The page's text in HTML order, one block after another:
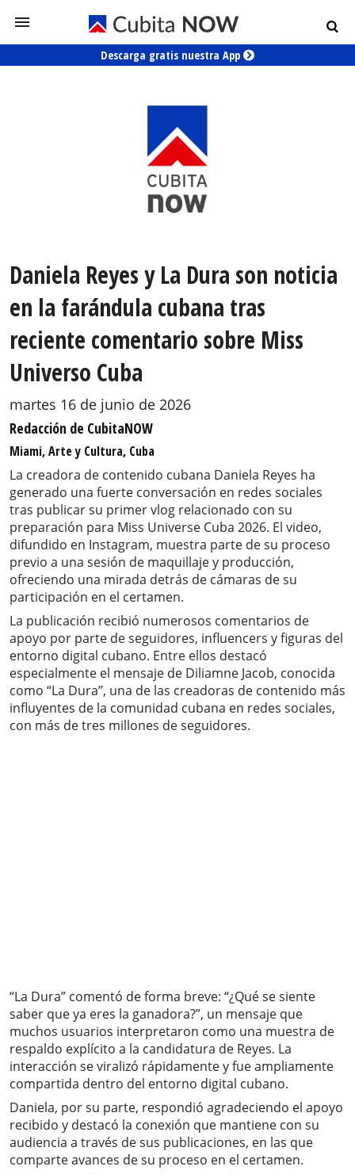
Descarga gratis nuestra App
Daniela Reyes y La Dura son noticia
en la farándula cubana tras
reciente comentario sobre Miss
Universo Cuba
martes 16 de junio de 2026
Redacción de CubitaNOW
Miami, Arte y Cultura, Cuba
La creadora de contenido cubana Daniela Reyes ha
generado una fuerte conversación en redes sociales
tras publicar su primer vlog relacionado con su
preparación para Miss Universe Cuba 2026. El video,
difundido en Instagram, muestra parte de su proceso
previo a una sesión de maquillaje y producción,
ofreciendo una mirada detrás de cámaras de su
participación en el certamen.
La publicación recibió numerosos comentarios de
apoyo por parte de seguidores, influencers y figuras del
entorno digital cubano. Entre ellos destacó
especialmente el mensaje de Diliamne Jacob, conocida
como “La Dura”, una de las creadoras de contenido más
influyentes de la comunidad cubana en redes sociales,
con más de tres millones de seguidores.
“La Dura” comentó de forma breve: “¿Qué se siente
saber que ya eres la ganadora?”, un mensaje que
muchos usuarios interpretaron como una muestra de
respaldo explícito a la candidatura de Reyes. La
interacción se viralizó rápidamente y fue ampliamente
compartida dentro del entorno digital cubano.
Daniela, por su parte, respondió agradeciendo el apoyo
recibido y destacó la conexión que mantiene con su
audiencia a través de sus publicaciones, en las que
comparte avances de su proceso en el certamen.